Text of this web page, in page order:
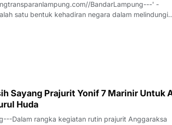
BandarLampung---' -
satu bentuk kehadiran negara dalam melindungi
teknologi dan meningkatnya ekspektasi
Sayang Prajurit Yonif 7 Marinir Untuk
Huda
Dalam rangka kegiatan rutin prajurit Anggaraksa